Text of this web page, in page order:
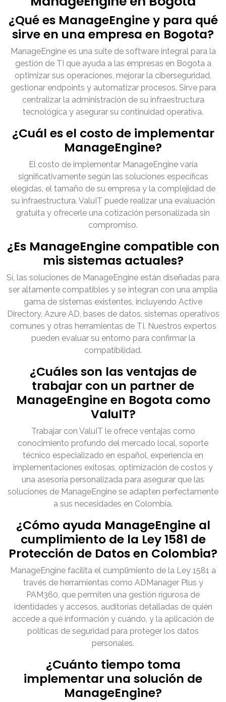
¿Qué es ManageEngine y para qué
sirve en una empresa en Bogota?
ManageEngine es una suite de software integral para la
gestión de TI que ayuda a las empresas en Bogota a
optimizar sus operaciones, mejorar la ciberseguridad,
gestionar endpoints y automatizar procesos. Sirve para
centralizar la administración de su infraestructura
tecnológica y asegurar su continuidad operativa.
¿Cuál es el costo de implementar
ManageEngine?
El costo de implementar ManageEngine varía
significativamente según las soluciones específicas
elegidas, el tamaño de su empresa y la complejidad de
su infraestructura. ValuIT puede realizar una evaluación
gratuita y ofrecerle una cotización personalizada sin
compromiso.
¿Es ManageEngine compatible con
mis sistemas actuales?
Sí, las soluciones de ManageEngine están diseñadas para
ser altamente compatibles y se integran con una amplia
gama de sistemas existentes, incluyendo Active
Directory, Azure AD, bases de datos, sistemas operativos
comunes y otras herramientas de TI. Nuestros expertos
pueden evaluar su entorno para confirmar la
compatibilidad.
¿Cuáles son las ventajas de
trabajar con un partner de
ManageEngine en Bogota como
ValuIT?
Trabajar con ValuIT le ofrece ventajas como
conocimiento profundo del mercado local, soporte
técnico especializado en español, experiencia en
implementaciones exitosas, optimización de costos y
una asesoría personalizada para asegurar que las
soluciones de ManageEngine se adapten perfectamente
a sus necesidades en Colombia.
¿Cómo ayuda ManageEngine al
cumplimiento de la Ley 1581 de
Protección de Datos en Colombia?
ManageEngine facilita el cumplimiento de la Ley 1581 a
través de herramientas como ADManager Plus y
PAM360, que permiten una gestión rigurosa de
identidades y accesos, auditorías detalladas de quién
accede a qué información y cuándo, y la aplicación de
políticas de seguridad para proteger los datos
personales.
¿Cuánto tiempo toma
implementar una solución de
ManageEngine?